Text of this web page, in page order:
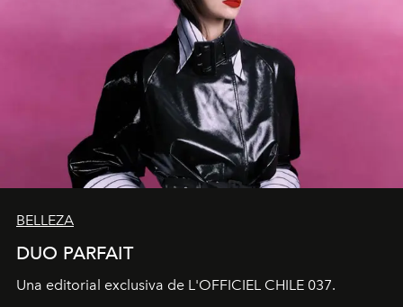
BELLEZA
DUO PARFAIT
Una editorial exclusiva de L'OFFICIEL CHILE 037.